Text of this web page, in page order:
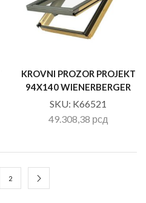
KROVNI PROZOR PROJEKT
94X140 WIENERBERGER
SKU: K66521
49.308,38 рсд
2